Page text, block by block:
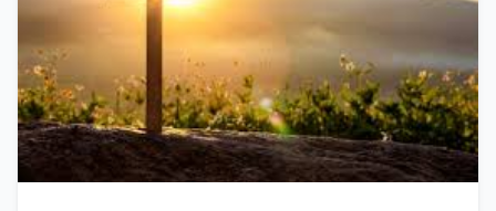
はイスラエルの人々の不平を聞
いた。彼らに伝えなさい。『夕
方には肉を食べ、朝にはパンで
満ち足りるであろう。あなたが
た、私のために総督や王の前に
立たされて、証しをすることに
なる。 こうして、まず、福音が
すべての民族に宣べ伝えられね
ばならない。 連れて行かれ、引
っており 私の道を知らなかっ
た。』 私は怒り、誓いを立て
た。 『彼らは決して私の安息に
入ることはない。』」 きょうだ